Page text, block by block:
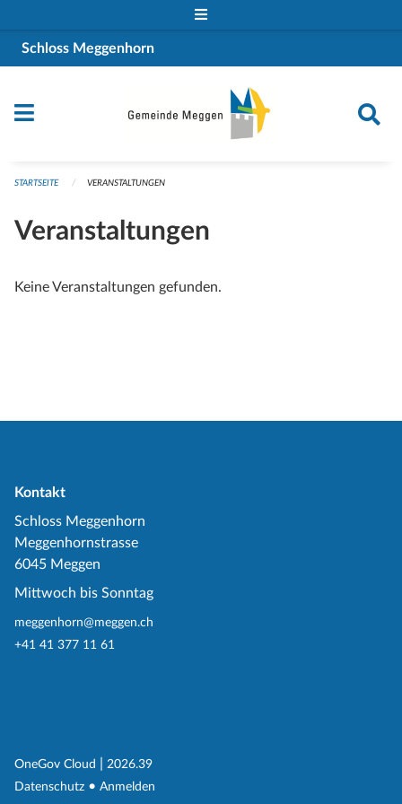
Schloss Meggenhorn
STARTSEITE VERANSTALTUNGEN
Veranstaltungen
Keine Veranstaltungen gefunden.
Kontakt
Schloss Meggenhorn
Meggenhornstrasse
6045 Meggen
Mittwoch bis Sonntag
meggenhorn@meggen.ch
+41 41 377 11 61
OneGov Cloud (External Link)
2026.39
Datenschutz (External Link)
Anmelden